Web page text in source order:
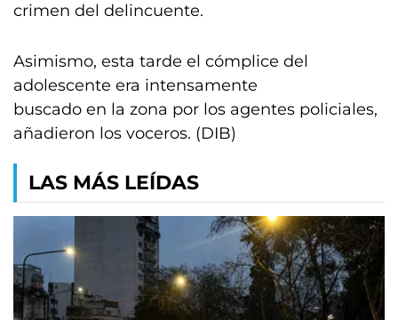
crimen del delincuente.
Asimismo, esta tarde el cómplice del
adolescente era intensamente
buscado en la zona por los agentes policiales,
añadieron los voceros. (DIB)
LAS MÁS LEÍDAS